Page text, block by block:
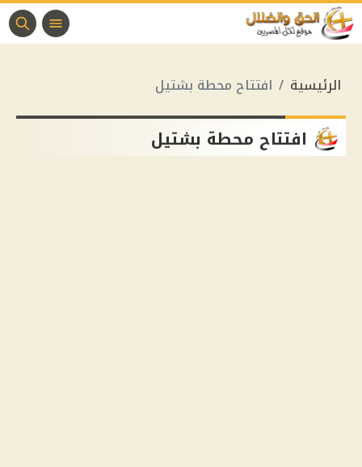
الرئيسية افتتاح محطة بشتيل
افتتاح محطة بشتيل